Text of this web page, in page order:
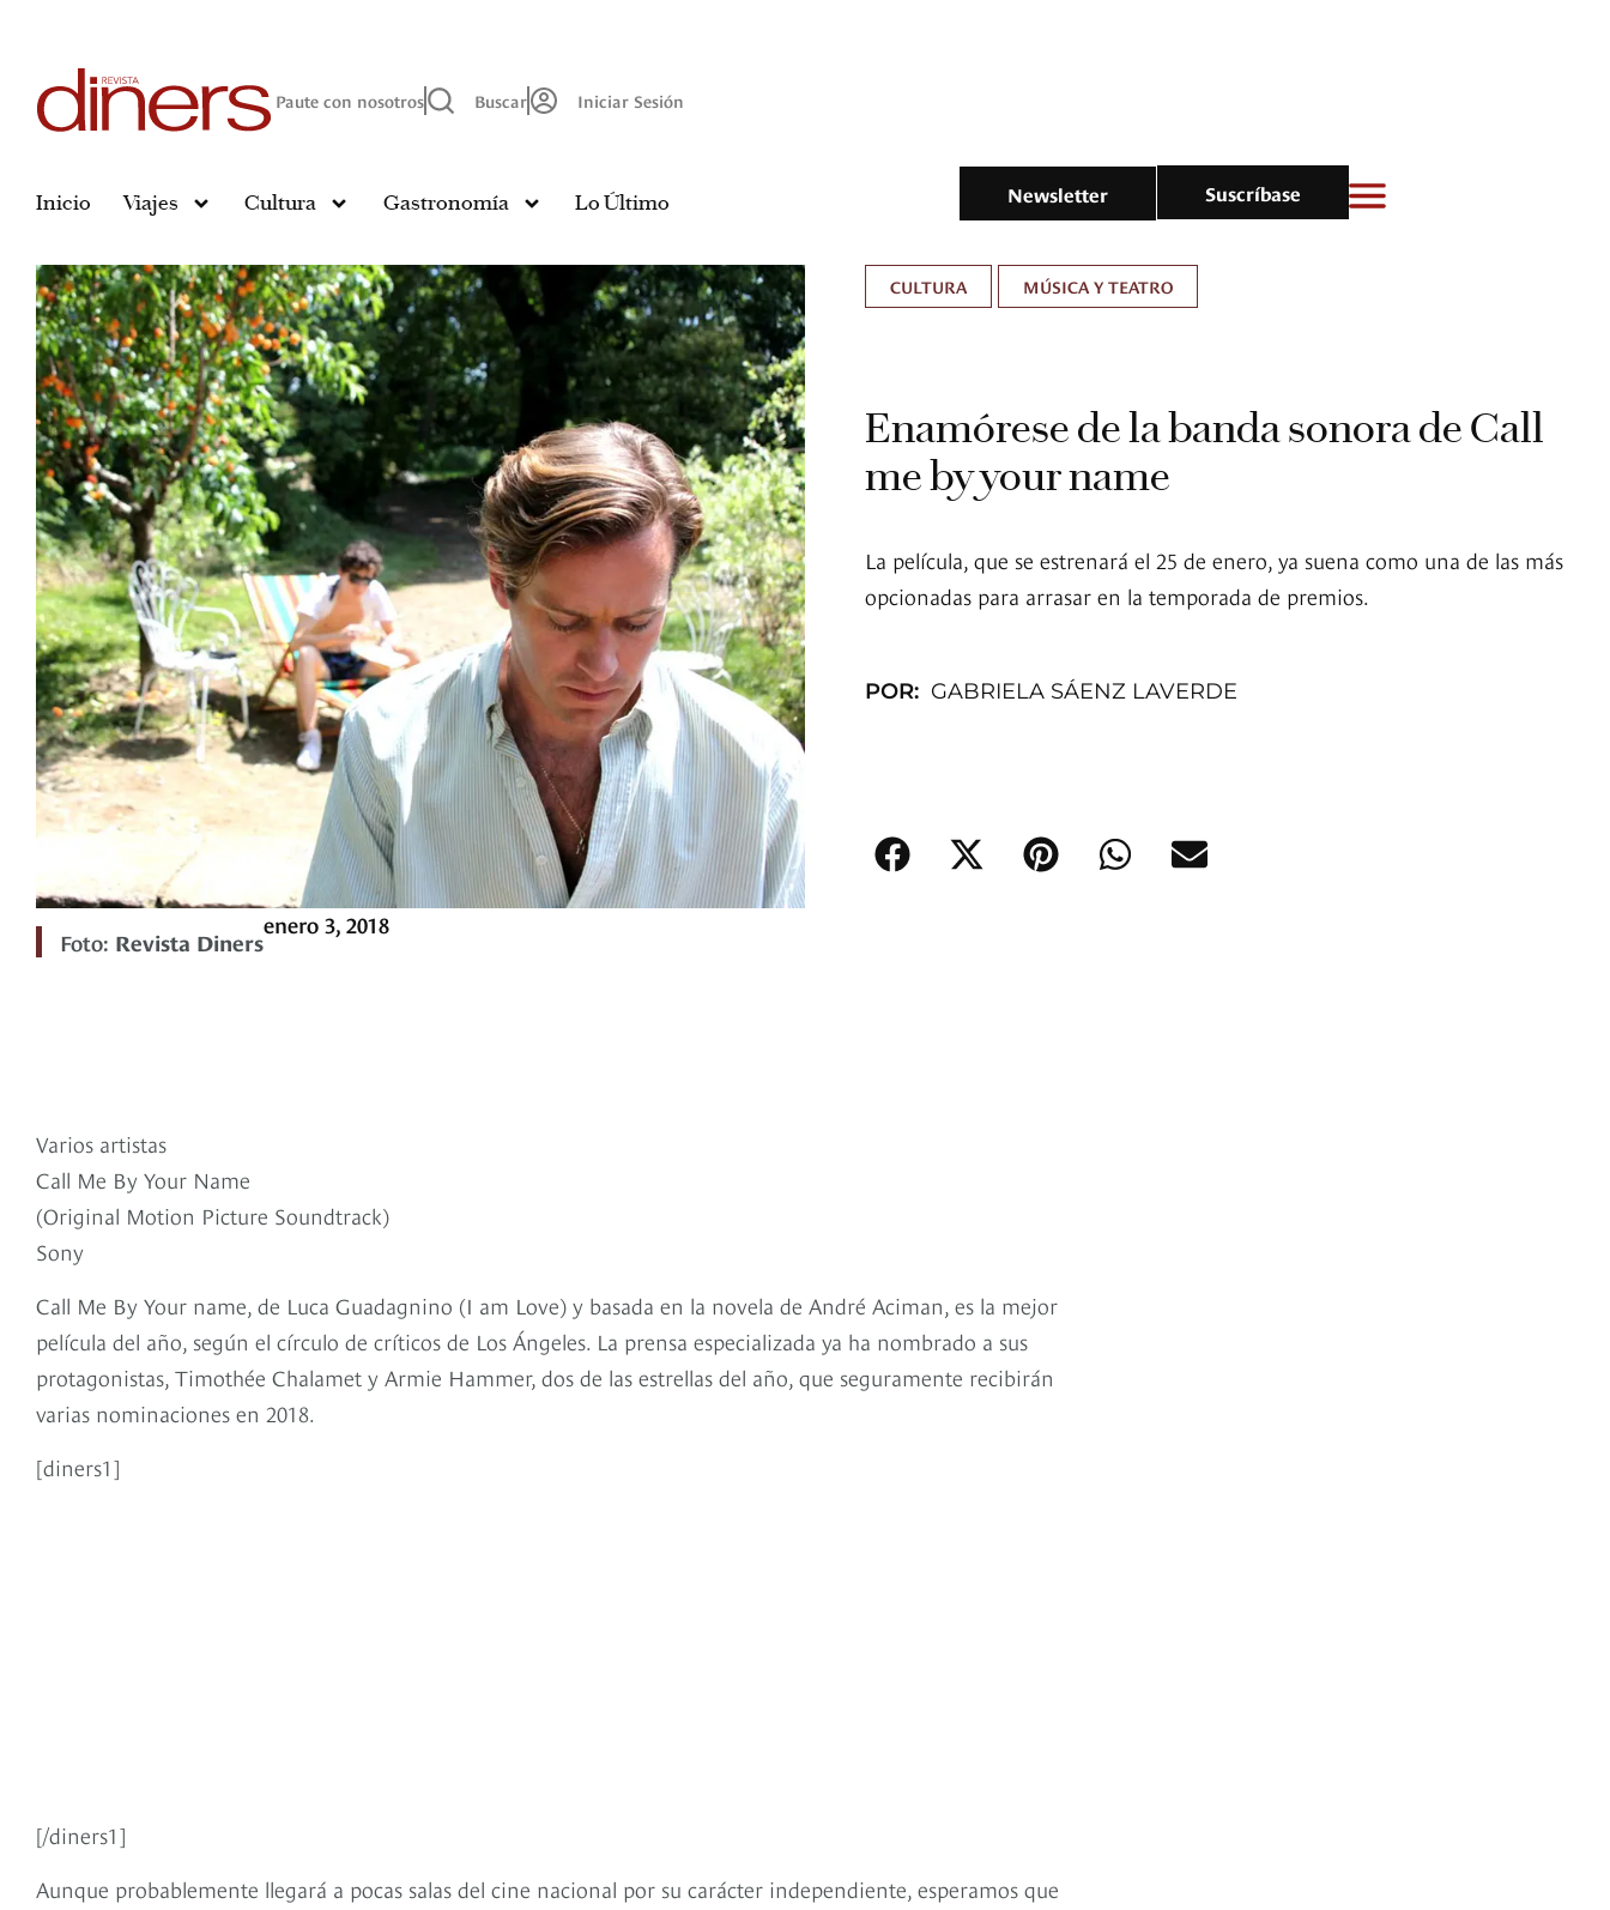
Paute con nosotros Buscar Iniciar Sesión
Inicio Viajes Cultura Gastronomía Lo Último Newsletter Suscríbase
Foto: Revista Diners
enero 3, 2018
CULTURA MÚSICA Y TEATRO
Enamórese de la banda sonora de Call
me by your name
La película, que se estrenará el 25 de enero, ya suena como una de las más
opcionadas para arrasar en la temporada de premios.
POR: GABRIELA SÁENZ LAVERDE
Varios artistas
Call Me By Your Name
(Original Motion Picture Soundtrack)
Sony
Call Me By Your name, de Luca Guadagnino (I am Love) y basada en la novela de André Aciman, es la mejor
película del año, según el círculo de críticos de Los Ángeles. La prensa especializada ya ha nombrado a sus
protagonistas, Timothée Chalamet y Armie Hammer, dos de las estrellas del año, que seguramente recibirán
varias nominaciones en 2018.
[diners1]
[/diners1]
Aunque probablemente llegará a pocas salas del cine nacional por su carácter independiente, esperamos que